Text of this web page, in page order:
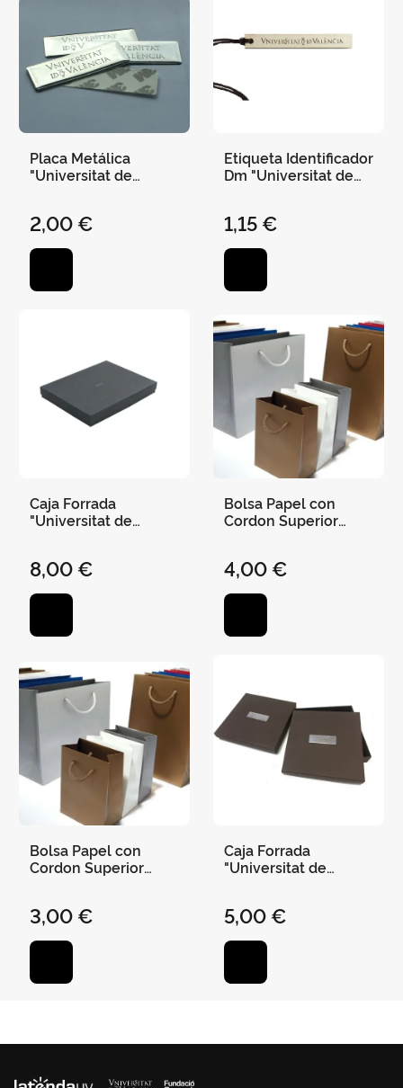
Placa Metálica
"Universitat de
2,00 €
Etiqueta Identificador
Dm "Universitat de
1,15 €
Caja Forrada
"Universitat de
8,00 €
Bolsa Papel con
Cordon Superior
4,00 €
Bolsa Papel con
Cordon Superior
3,00 €
Caja Forrada
"Universitat de
5,00 €